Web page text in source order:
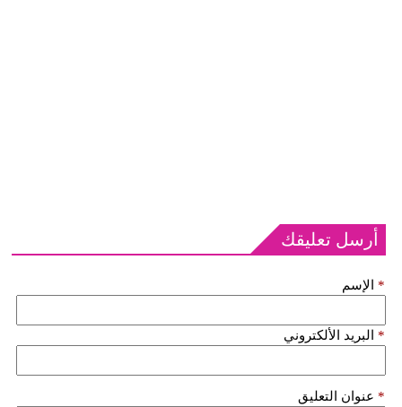
أرسل تعليقك
الإسم *
البريد الألكتروني *
عنوان التعليق *